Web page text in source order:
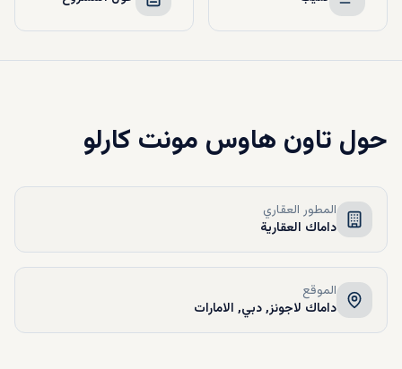
حول تاون هاوس مونت كارلو
المطور العقاري
داماك العقارية
الموقع
داماك لاجونز, دبي, الامارات